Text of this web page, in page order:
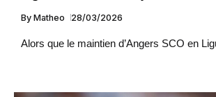
By Matheo 28/03/2026
Alors que le maintien d’Angers SCO en